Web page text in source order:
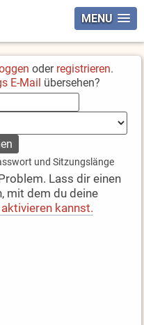
MENU
oder registrieren.
E-Mail übersehen?
und Sitzungslänge
Lass dir einen
mit dem du deine
kannst.